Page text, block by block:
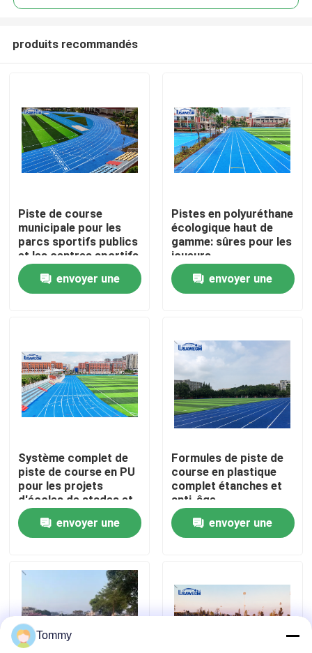
Accueil
Produits
À propos de nous
Contrôle de qualité
Nous contacter
Demander un devis
produits recommandés
Piste de course
municipale pour les
parcs sportifs publics
et les centres sportifs
envoyer une
Pistes en polyuréthane
écologique haut de
gamme: sûres pour les
joueurs,
respectueuses de la
terre
envoyer une
Système complet de
piste de course en PU
pour les projets
d'écoles de stades et
d'installations
sportivesenvoyer une
Formules de piste de
course en plastique
complet étanches et
anti-âge
envoyer une
Tommy